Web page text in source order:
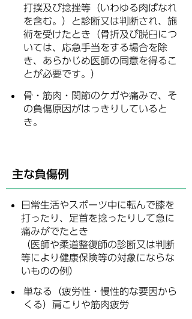
打撲及び捻挫等（いわゆる肉ばなれ
を含む。）と診断又は判断され、施
術を受けたとき（骨折及び脱臼につ
いては、応急手当をする場合を除
き、あらかじめ医師の同意を得るこ
とが必要です。）
骨・筋肉・関節のケガや痛みで、そ
の負傷原因がはっきりしていると
き。
主な負傷例
日常生活やスポーツ中に転んで膝を
打ったり、足首を捻ったりして急に
痛みがでたとき
（医師や柔道整復師の診断又は判断
等により健康保険等の対象にならな
いものの例）
単なる（疲労性・慢性的な要因から
くる）肩こりや筋肉疲労